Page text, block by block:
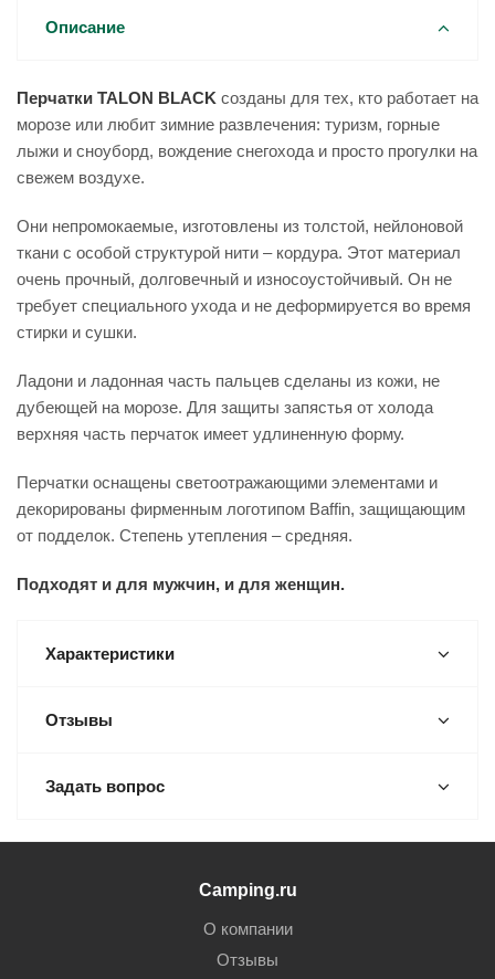
Описание
Перчатки TALON BLACK созданы для тех, кто работает на
морозе или любит зимние развлечения: туризм, горные
лыжи и сноуборд, вождение снегохода и просто прогулки на
свежем воздухе.
Они непромокаемые, изготовлены из толстой, нейлоновой
ткани с особой структурой нити – кордура. Этот материал
очень прочный, долговечный и износоустойчивый. Он не
требует специального ухода и не деформируется во время
стирки и сушки.
Ладони и ладонная часть пальцев сделаны из кожи, не
дубеющей на морозе. Для защиты запястья от холода
верхняя часть перчаток имеет удлиненную форму.
Перчатки оснащены светоотражающими элементами и
декорированы фирменным логотипом Baffin, защищающим
от подделок. Степень утепления – средняя.
Подходят и для мужчин, и для женщин.
Характеристики
Отзывы
Задать вопрос
Camping.ru
О компании
Отзывы